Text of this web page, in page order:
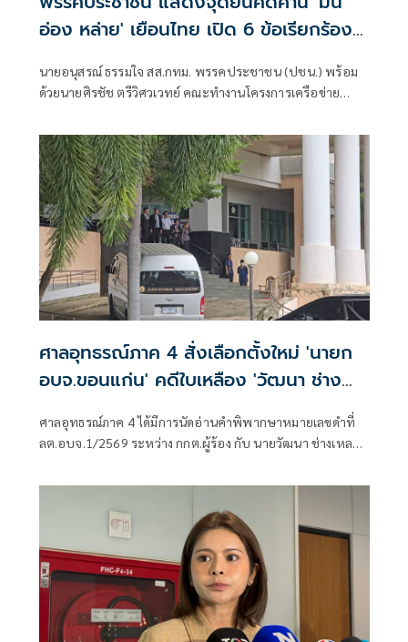
อ่อง หล่าย' เยือนไทย เปิด 6 ข้อเรียกร้อง
นายอนุสรณ์ ธรรมใจ สส.กทม. พรรคประชาชน (ปชน.) พร้อม
ด้วยนายศิรชัช ตรีวิศวเวทย์ คณะทำงานโครงการเครือข่าย
พัฒนาอย่างยั่งยืน แถลงคัดค้านการเยือนไทยอย่างเป็นทางการ
ของพลเอกอาวุโส มิน ออง ไลง์
ศาลอุทธรณ์ภาค 4 สั่งเลือกตั้งใหม่ 'นายก
อบจ.ขอนแก่น' คดีใบเหลือง 'วัฒนา ช่าง
ศาลอุทธรณ์ภาค 4 ได้มีการนัดอ่านคำพิพากษาหมายเลขดำที่
ลต.อบจ.1/2569 ระหว่าง กกต.ผู้ร้อง กับ นายวัฒนา ช่างเหลา
บริหารท้องถิ่น (ขอให้มีการเลือกตั้ง นายก อบจ.ใหม่)